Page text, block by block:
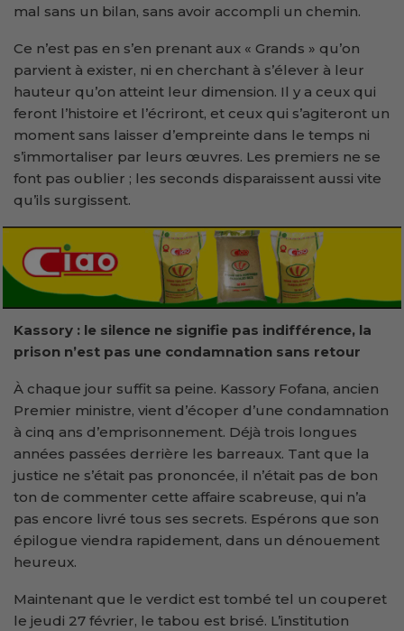
mal sans un bilan, sans avoir accompli un chemin.
Ce n’est pas en s’en prenant aux « Grands » qu’on
parvient à exister, ni en cherchant à s’élever à leur
hauteur qu’on atteint leur dimension. Il y a ceux qui
feront l’histoire et l’écriront, et ceux qui s’agiteront un
moment sans laisser d’empreinte dans le temps ni
s’immortaliser par leurs œuvres. Les premiers ne se
font pas oublier ; les seconds disparaissent aussi vite
qu’ils surgissent.
Kassory : le silence ne signifie pas indifférence, la
prison n’est pas une condamnation sans retour
À chaque jour suffit sa peine. Kassory Fofana, ancien
Premier ministre, vient d’écoper d’une condamnation
à cinq ans d’emprisonnement. Déjà trois longues
années passées derrière les barreaux. Tant que la
justice ne s’était pas prononcée, il n’était pas de bon
ton de commenter cette affaire scabreuse, qui n’a
pas encore livré tous ses secrets. Espérons que son
épilogue viendra rapidement, dans un dénouement
heureux.
Maintenant que le verdict est tombé tel un couperet
le jeudi 27 février, le tabou est brisé. L’institution